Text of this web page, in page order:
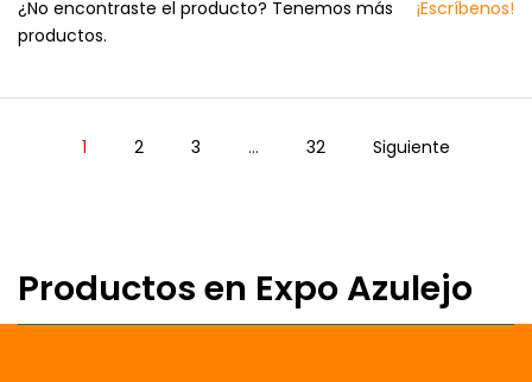
¿No encontraste el producto? Tenemos más
productos.
¡Escríbenos!
1 2 3 … 32 Siguiente
Productos en Expo Azulejo